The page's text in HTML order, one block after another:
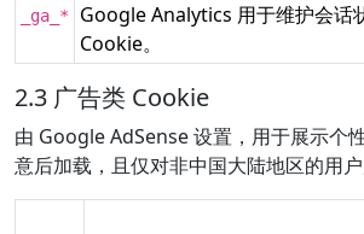
_ga_*
Google Analytics 用于维护会话
Cookie。
2.3 广告类 Cookie
由 Google AdSense 设置，用于展示个
意后加载，且仅对非中国大陆地区的用户